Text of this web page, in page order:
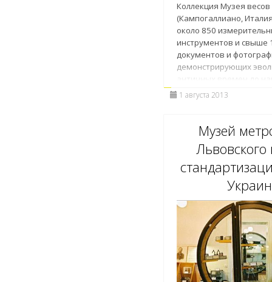
Коллекция Музея весов
(Кампогаллиано,
около 850
инструментов и свыше
документов и
демонстрирующих
1 августа 2013
Музей
Львовского